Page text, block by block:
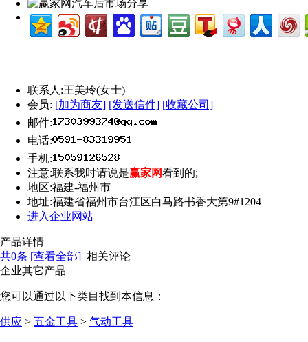
联系人:王美玲(女士)
会员: [加为商友] [发送信件] [收藏公司]
邮件:
电话:
手机:
注意:联系我时请说是赢家网看到的;
地区:福建-福州市
地址:福建省福州市台江区白马路书香大第9#1204
进入企业网站
产品详情
共0条 [查看全部] 相关评论
企业其它产品
您可以通过以下类目找到本信息：
供应 > 五金工具 > 气动工具